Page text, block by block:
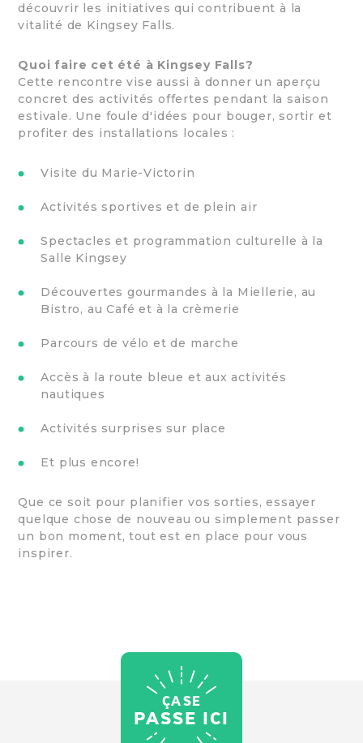
découvrir les initiatives qui contribuent à la
vitalité de Kingsey Falls.
Quoi faire cet été à Kingsey Falls?
Cette rencontre vise aussi à donner un aperçu
concret des activités offertes pendant la saison
estivale. Une foule d'idées pour bouger, sortir et
profiter des installations locales :
Visite du Marie-Victorin
Activités sportives et de plein air
Spectacles et programmation culturelle à la
Salle Kingsey
Découvertes gourmandes à la Miellerie, au
Bistro, au Café et à la crèmerie
Parcours de vélo et de marche
Accès à la route bleue et aux activités
nautiques
Activités surprises sur place
Et plus encore!
Que ce soit pour planifier vos sorties, essayer
quelque chose de nouveau ou simplement passer
un bon moment, tout est en place pour vous
inspirer.
ÇA SE
PASSE ICI